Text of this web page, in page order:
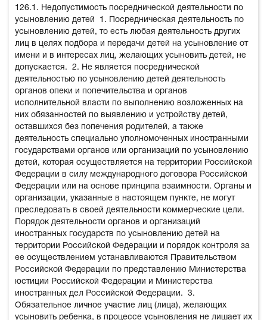
126.1. Недопустимость посреднической деятельности по
усыновлению детей
1. Посредническая деятельность по
усыновлению детей, то есть любая деятельность других
лиц в целях подбора и передачи детей на усыновление от
имени и в интересах лиц, желающих усыновить детей, не
допускается.
2. Не является посреднической
деятельностью по усыновлению детей деятельность
органов опеки и попечительства и органов
исполнительной власти по выполнению возложенных на
них обязанностей по выявлению и устройству детей,
оставшихся без попечения родителей, а также
деятельность специально уполномоченных иностранными
государствами органов или организаций по усыновлению
детей, которая осуществляется на территории Российской
Федерации в силу международного договора Российской
Федерации или на основе принципа взаимности. Органы и
организации, указанные в настоящем пункте, не могут
преследовать в своей деятельности коммерческие цели.
Порядок деятельности органов и организаций
иностранных государств по усыновлению детей на
территории Российской Федерации и порядок контроля за
ее осуществлением устанавливаются Правительством
Российской Федерации по представлению Министерства
юстиции Российской Федерации и Министерства
иностранных дел Российской Федерации.
3.
Обязательное личное участие лиц (лица), желающих
усыновить ребенка, в процессе усыновления не лишает их